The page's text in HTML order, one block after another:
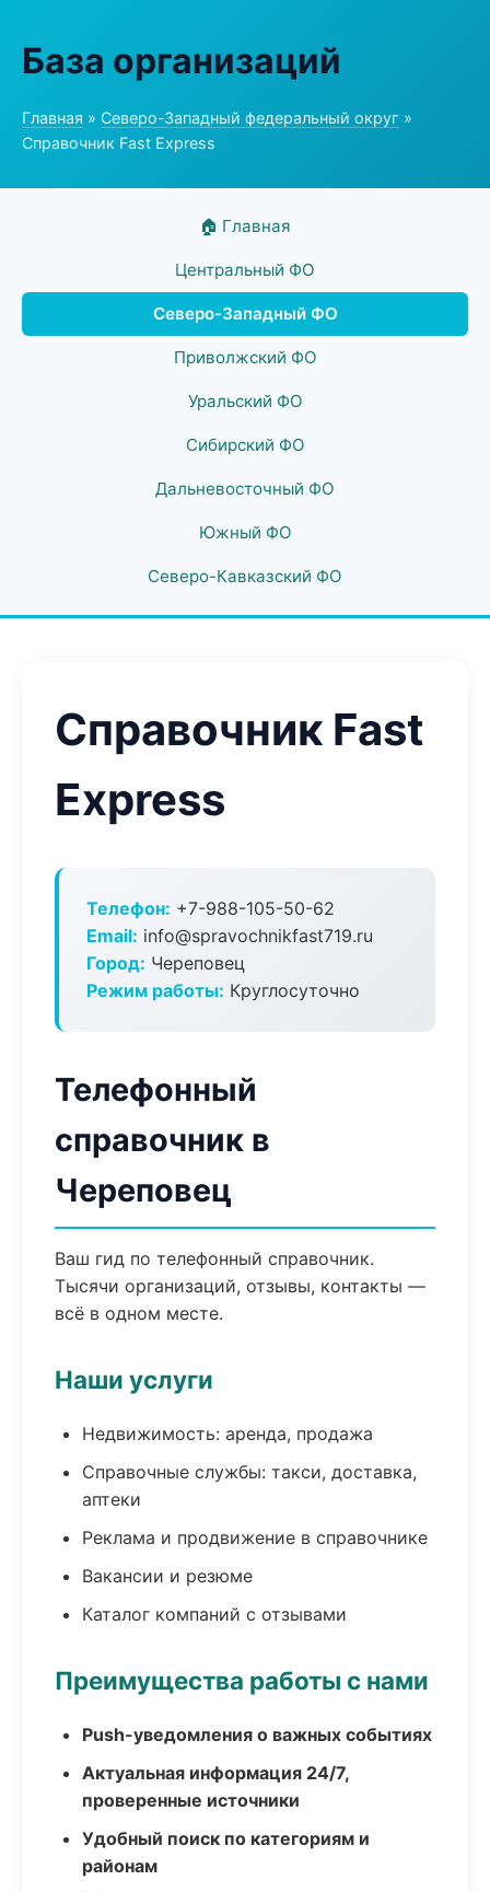
База организаций
Главная » Северо-Западный федеральный округ »
Справочник Fast Express
🏠 Главная
Центральный ФО
Северо-Западный ФО
Приволжский ФО
Уральский ФО
Сибирский ФО
Дальневосточный ФО
Южный ФО
Северо-Кавказский ФО
Справочник Fast
Express
Телефон: +7-988-105-50-62
Email: info@spravochnikfast719.ru
Город: Череповец
Режим работы: Круглосуточно
Телефонный
справочник в
Череповец
Ваш гид по телефонный справочник.
Тысячи организаций, отзывы, контакты —
всё в одном месте.
Наши услуги
Недвижимость: аренда, продажа
Справочные службы: такси, доставка,
аптеки
Реклама и продвижение в справочнике
Вакансии и резюме
Каталог компаний с отзывами
Преимущества работы с нами
Push-уведомления о важных событиях
Актуальная информация 24/7,
проверенные источники
Удобный поиск по категориям и
районам